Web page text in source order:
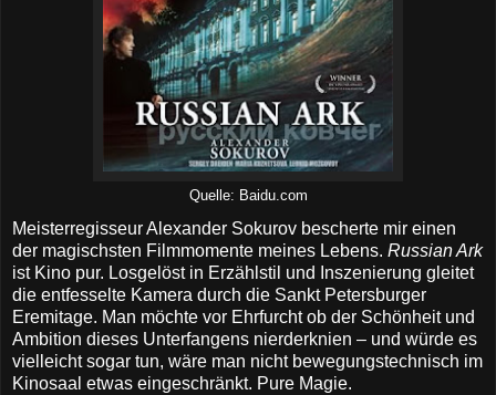
Quelle: Baidu.com
Meisterregisseur Alexander Sokurov bescherte mir einen
der magischsten Filmmomente meines Lebens. Russian Ark
ist Kino pur. Losgelöst in Erzählstil und Inszenierung gleitet
die entfesselte Kamera durch die Sankt Petersburger
Eremitage. Man möchte vor Ehrfurcht ob der Schönheit und
Ambition dieses Unterfangens nierderknien – und würde es
vielleicht sogar tun, wäre man nicht bewegungstechnisch im
Kinosaal etwas eingeschränkt. Pure Magie.